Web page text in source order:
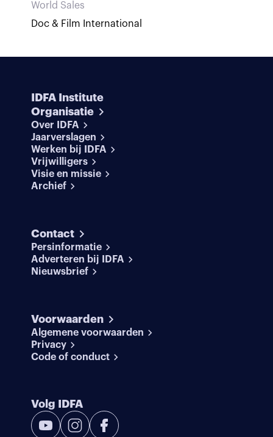
World Sales
Doc & Film International
IDFA Institute
Organisatie
Over IDFA
Jaarverslagen
Werken bij IDFA
Vrijwilligers
Visie en missie
Archief
Contact
Persinformatie
Adverteren bij IDFA
Nieuwsbrief
Voorwaarden
Algemene voorwaarden
Privacy
Code of conduct
Volg IDFA